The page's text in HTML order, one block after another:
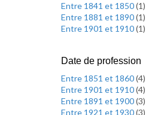
Entre 1841 et 1850(1)
Entre 1881 et 1890(1)
Entre 1901 et 1910(1)
Date de profession
Entre 1851 et 1860(4)
Entre 1901 et 1910(4)
Entre 1891 et 1900(3)
Entre 1921 et 1930(3)